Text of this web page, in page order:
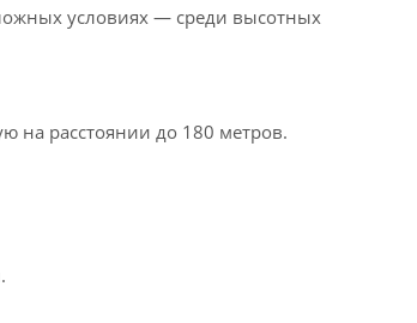
условиях — среди высотных
на расстоянии до 180 метров.